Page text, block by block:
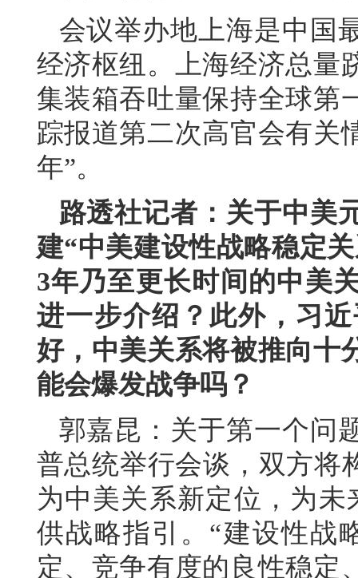
会议举办地上海是中国
经济枢纽。上海经济总量
集装箱吞吐量保持全球第
踪报道第二次高官会有关
年”。
路透社记者：关于中美
建“中美建设性战略稳定
3年乃至更长时间的中美
进一步介绍？此外，习
好，中美关系将被推向十
能会爆发战争吗？
郭嘉昆：关于第一个问
普总统举行会谈，双方将
为中美关系新定位，为
供战略指引。“建设性战
定、竞争有度的良性稳定